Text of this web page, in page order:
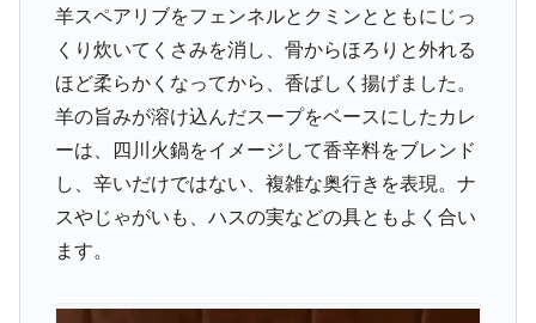
羊スペアリブをフェンネルとクミンとともにじっ
くり炊いてくさみを消し、骨からほろりと外れる
ほど柔らかくなってから、香ばしく揚げました。
羊の旨みが溶け込んだスープをベースにしたカレ
ーは、四川火鍋をイメージして香辛料をブレンド
し、辛いだけではない、複雑な奥行きを表現。ナ
スやじゃがいも、ハスの実などの具ともよく合い
ます。